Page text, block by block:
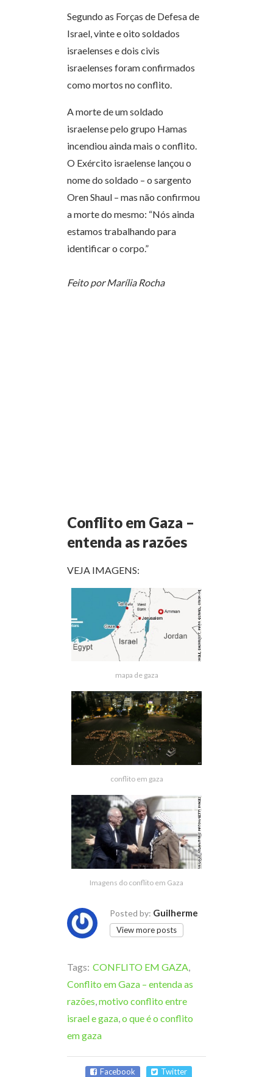
Segundo as Forças de Defesa de
Israel, vinte e oito soldados
israelenses e dois civis
israelenses foram confirmados
como mortos no conflito.
A morte de um soldado
israelense pelo grupo Hamas
incendiou ainda mais o conflito.
O Exército israelense lançou o
nome do soldado – o sargento
Oren Shaul – mas não confirmou
a morte do mesmo: “Nós ainda
estamos trabalhando para
identificar o corpo.”
Feito por Marília Rocha
Conflito em Gaza –
entenda as razões
VEJA IMAGENS:
mapa de gaza
conflito em gaza
Imagens do conflito em Gaza
Posted by: Guilherme
View more posts
Tags: CONFLITO EM GAZA,
Conflito em Gaza – entenda as
razões,motivo conflito entre
israel e gaza,o que é o conflito
em gaza
Facebook Twitter